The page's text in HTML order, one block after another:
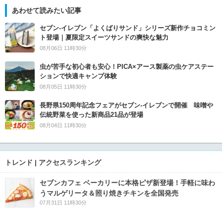
あわせて読みたい記事
セブン‐イレブン「よくばりサンド」シリーズ新作チョコミン
ト登場｜夏限定スイーツサンドの爽快な魅力
08月06日 11時30分
虫が苦手な初心者も安心！PICA×アース製薬の虫ケアステー
ションで快適キャンプ体験
08月05日 11時30分
長野県150周年記念フェアがセブン-イレブンで開催 味噌や
伝統野菜を使った新商品21品が登場
08月04日 11時30分
トレンド | アクセスランキング
セブンカフェ ベーカリーに本格ピザ新登場！手軽に味わ
うマルゲリータ＆照り焼きチキンを全国発売
07月31日 11時30分